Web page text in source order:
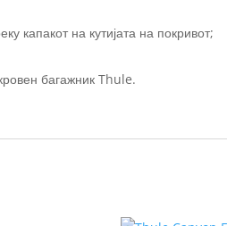
капакот на кутијата на покривот;
багажник Thule.